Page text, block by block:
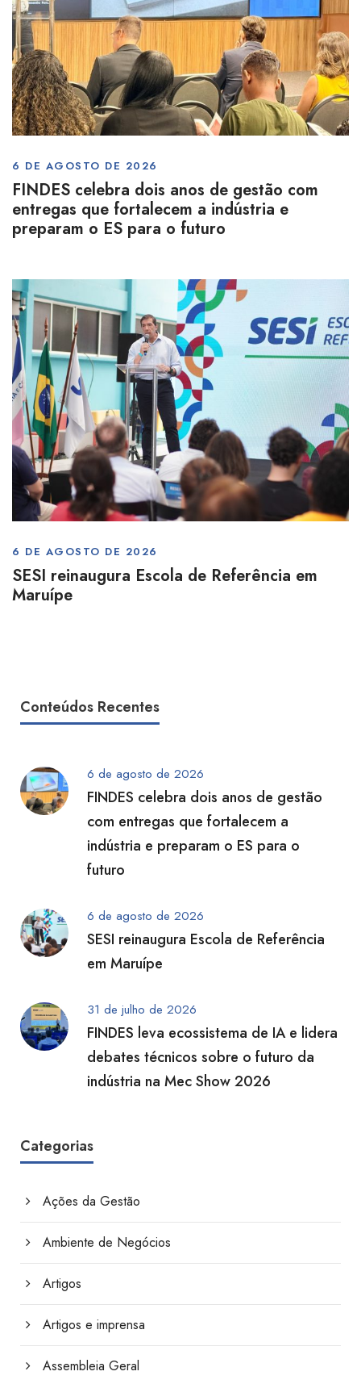
6 DE AGOSTO DE 2026
FINDES celebra dois anos de gestão com
entregas que fortalecem a indústria e
preparam o ES para o futuro
6 DE AGOSTO DE 2026
SESI reinaugura Escola de Referência em
Maruípe
Conteúdos Recentes
6 de agosto de 2026
FINDES celebra dois anos de gestão
com entregas que fortalecem a
indústria e preparam o ES para o
futuro
6 de agosto de 2026
SESI reinaugura Escola de Referência
em Maruípe
31 de julho de 2026
FINDES leva ecossistema de IA e lidera
debates técnicos sobre o futuro da
indústria na Mec Show 2026
Categorias
Ações da Gestão
Ambiente de Negócios
Artigos
Artigos e imprensa
Assembleia Geral